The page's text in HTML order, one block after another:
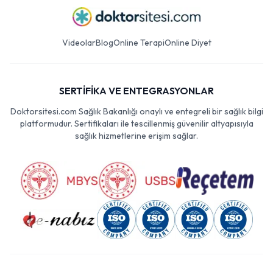
VideolarBlogOnline TerapiOnline Diyet
SERTİFİKA VE ENTEGRASYONLAR
Doktorsitesi.com Sağlık Bakanlığı onaylı ve entegreli bir sağlık bilgi
platformudur. Sertifikaları ile tescillenmiş güvenilir altyapısıyla
sağlık hizmetlerine erişim sağlar.